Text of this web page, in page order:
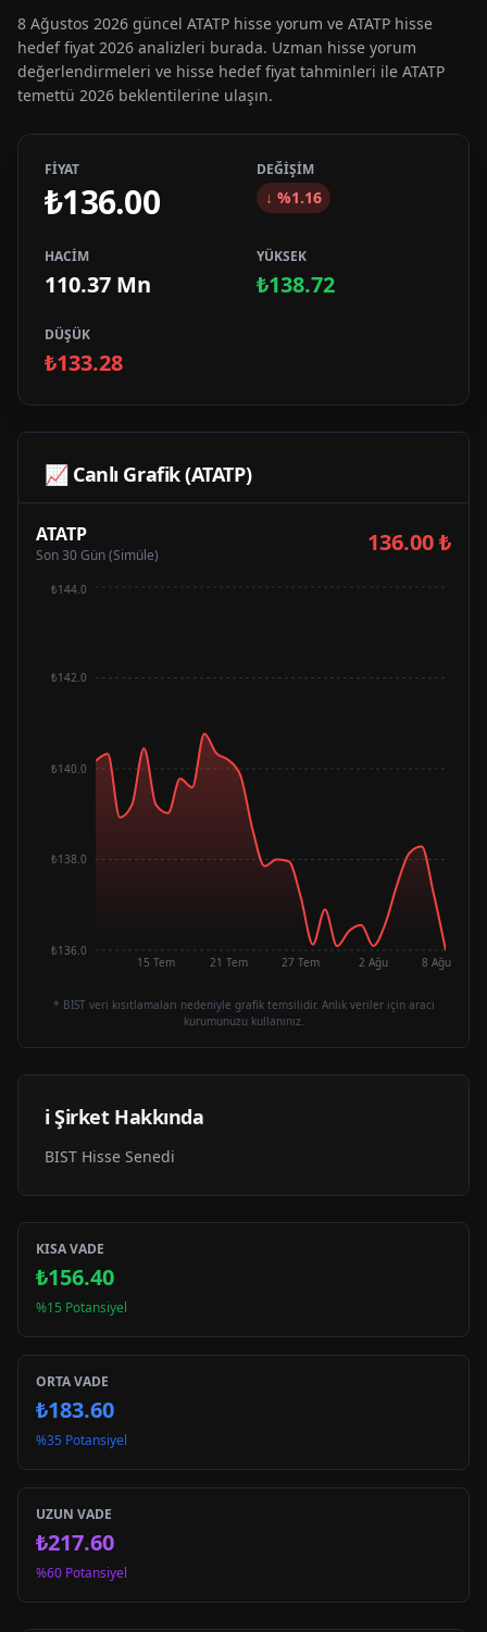
8 Ağustos 2026 güncel ATATP hisse yorum ve ATATP hisse
hedef fiyat 2026 analizleri burada. Uzman hisse yorum
değerlendirmeleri ve hisse hedef fiyat tahminleri ile ATATP
temettü 2026 beklentilerine ulaşın.
FİYAT
₺136.00
DEĞİŞİM
↓ %1.16
HACİM
110.37 Mn
YÜKSEK
₺138.72
DÜŞÜK
₺133.28
📈 Canlı Grafik (ATATP)
ATATP
Son 30 Gün (Simüle) 136.00₺
15 Tem 21 Tem 27 Tem 2 Ağu 8 Ağu
₺136.0
₺138.0
₺140.0
₺142.0
₺144.0
* BIST veri kısıtlamaları nedeniyle grafik temsilidir. Anlık veriler için aracı
kurumunuzu kullanınız.
ℹ️ Şirket Hakkında
BIST Hisse Senedi
KISA VADE
₺156.40
%15 Potansiyel
ORTA VADE
₺183.60
%35 Potansiyel
UZUN VADE
₺217.60
%60 Potansiyel